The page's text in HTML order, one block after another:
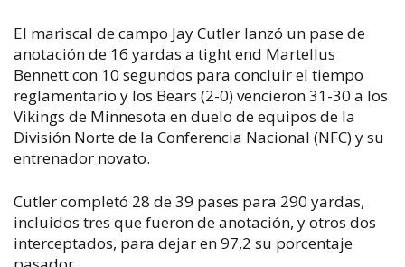
El mariscal de campo Jay Cutler lanzó un pase de
anotación de 16 yardas a tight end Martellus
Bennett con 10 segundos para concluir el tiempo
reglamentario y los Bears (2-0) vencieron 31-30 a los
Vikings de Minnesota en duelo de equipos de la
División Norte de la Conferencia Nacional (NFC) y su
entrenador novato.
Cutler completó 28 de 39 pases para 290 yardas,
incluidos tres que fueron de anotación, y otros dos
interceptados, para dejar en 97,2 su porcentaje